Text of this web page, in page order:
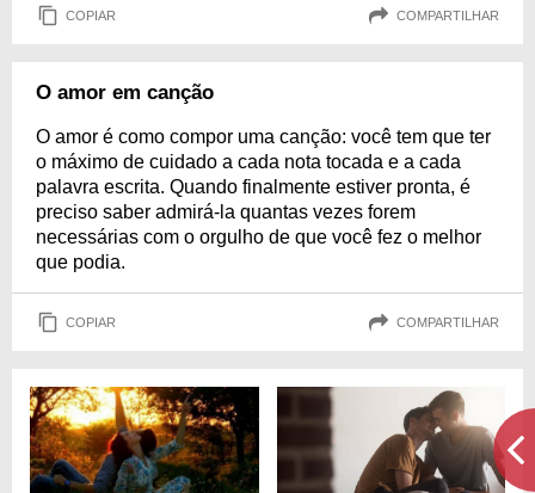
COPIAR COMPARTILHAR
O amor em canção
O amor é como compor uma canção: você tem que ter
o máximo de cuidado a cada nota tocada e a cada
palavra escrita. Quando finalmente estiver pronta, é
preciso saber admirá-la quantas vezes forem
necessárias com o orgulho de que você fez o melhor
que podia.
COPIAR COMPARTILHAR